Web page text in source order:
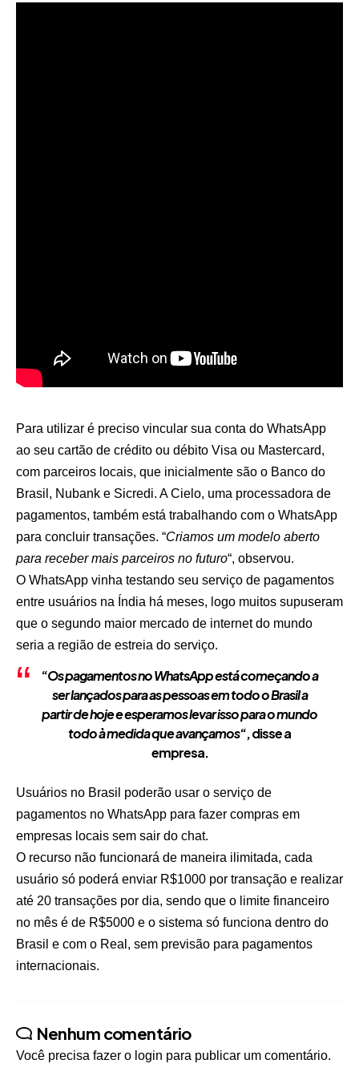
Para utilizar é preciso vincular sua conta do WhatsApp
ao seu cartão de crédito ou débito Visa ou Mastercard,
com parceiros locais, que inicialmente são o Banco do
Brasil, Nubank e Sicredi. A Cielo, uma processadora de
pagamentos, também está trabalhando com o WhatsApp
para concluir transações. “Criamos um modelo aberto
para receber mais parceiros no futuro“, observou.
O WhatsApp vinha testando seu serviço de pagamentos
entre usuários na Índia há meses, logo muitos supuseram
que o segundo maior mercado de internet do mundo
seria a região de estreia do serviço.
“Os pagamentos no WhatsApp está começando a
ser lançados para as pessoas em todo o Brasil a
partir de hoje e esperamos levar isso para o mundo
todo à medida que avançamos“, disse a
empresa.
Usuários no Brasil poderão usar o serviço de
pagamentos no WhatsApp para fazer compras em
empresas locais sem sair do chat.
O recurso não funcionará de maneira ilimitada, cada
usuário só poderá enviar R$1000 por transação e realizar
até 20 transações por dia, sendo que o limite financeiro
no mês é de R$5000 e o sistema só funciona dentro do
Brasil e com o Real, sem previsão para pagamentos
internacionais.
Nenhum comentário
Você precisa fazer o login para publicar um comentário.